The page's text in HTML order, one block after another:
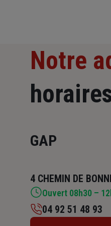
Notre
GAP
4 CHEMIN DE
04 92 51 48 93